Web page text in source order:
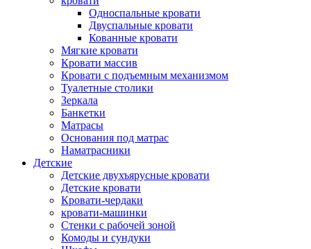
Односпальные кровати
Двуспальные кровати
Кованные кровати
Мягкие кровати
Кровати массив
Кровати с подъемным механизмом
Туалетные столики
Зеркала
Банкетки
Матрасы
Основания под матрас
Наматрасники
Детские
Детские двухъярусные кровати
Детские кровати
Кровати-чердаки
кровати-машинки
Стенки с рабочей зоной
Комоды и сундуки